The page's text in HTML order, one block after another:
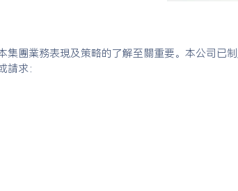
集團業務表現及策略的了解至關重要。本公司已
求：